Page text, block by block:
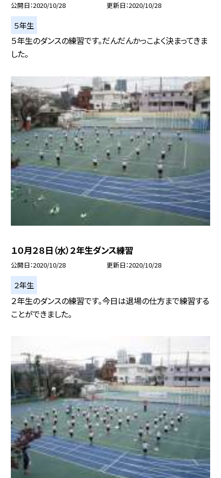
公開日 2020/10/28 更新日 2020/10/28
５年生
５年生のダンスの練習です。だんだんかっこよく決まってきま
した。
１０月２８日（水）２年生ダンス練習
公開日 2020/10/28 更新日 2020/10/28
２年生
２年生のダンスの練習です。今日は退場の仕方まで練習する
ことができました。